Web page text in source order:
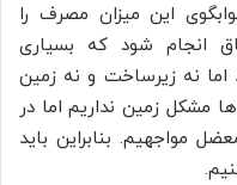
این میزان مصرف را
انجام شود که بسیاری
اما نه زیرساخت و نه زمین
مشکل زمین نداریم اما در
مواجهیم. بنابراین باید